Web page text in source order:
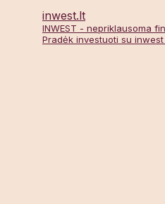
inwest.lt
INWEST - nepriklausoma
Pradėk investuoti su inwest